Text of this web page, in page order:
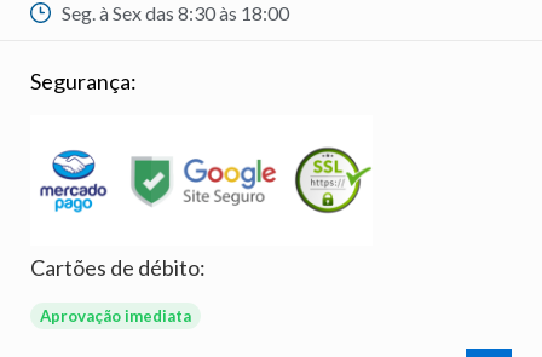
Seg. à Sex das 8:30 às 18:00
Segurança:
Cartões de débito:
Aprovação imediata